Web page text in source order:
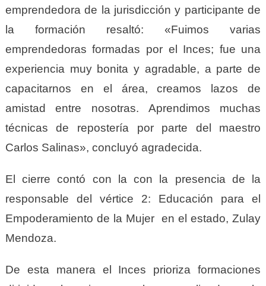
emprendedora de la jurisdicción y participante de
la formación resaltó: «Fuimos varias
emprendedoras formadas por el Inces; fue una
experiencia muy bonita y agradable, a parte de
capacitarnos en el área, creamos lazos de
amistad entre nosotras. Aprendimos muchas
técnicas de repostería por parte del maestro
Carlos Salinas», concluyó agradecida.
El cierre contó con la con la presencia de la
responsable del vértice 2: Educación para el
Empoderamiento de la Mujer en el estado, Zulay
Mendoza.
De esta manera el Inces prioriza formaciones